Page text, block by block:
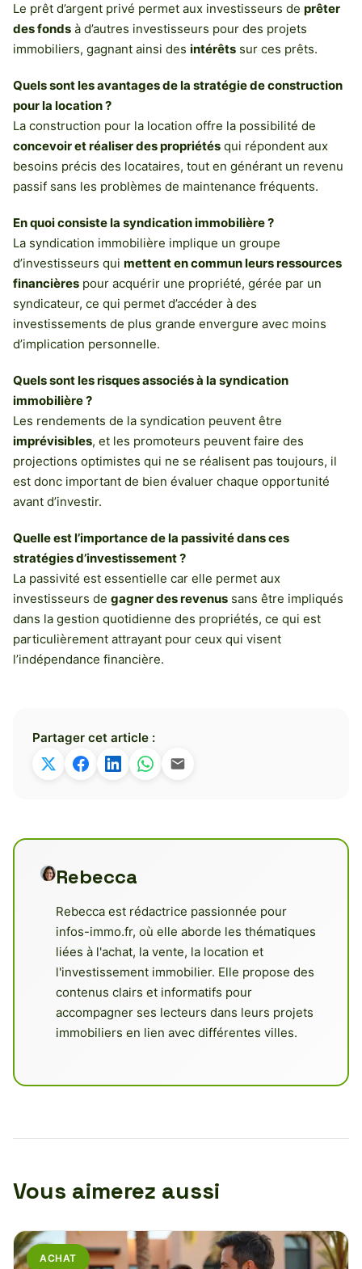
Le prêt d’argent privé permet aux investisseurs de prêter
des fonds à d’autres investisseurs pour des projets
immobiliers, gagnant ainsi des intérêts sur ces prêts.
Quels sont les avantages de la stratégie de construction
pour la location ?
La construction pour la location offre la possibilité de
concevoir et réaliser des propriétés qui répondent aux
besoins précis des locataires, tout en générant un revenu
passif sans les problèmes de maintenance fréquents.
En quoi consiste la syndication immobilière ?
La syndication immobilière implique un groupe
d’investisseurs qui mettent en commun leurs ressources
financières pour acquérir une propriété, gérée par un
syndicateur, ce qui permet d’accéder à des
investissements de plus grande envergure avec moins
d’implication personnelle.
Quels sont les risques associés à la syndication
immobilière ?
Les rendements de la syndication peuvent être
imprévisibles, et les promoteurs peuvent faire des
projections optimistes qui ne se réalisent pas toujours, il
est donc important de bien évaluer chaque opportunité
avant d’investir.
Quelle est l’importance de la passivité dans ces
stratégies d’investissement ?
La passivité est essentielle car elle permet aux
investisseurs de gagner des revenus sans être impliqués
dans la gestion quotidienne des propriétés, ce qui est
particulièrement attrayant pour ceux qui visent
l’indépendance financière.
Partager cet article :
Rebecca
Rebecca est rédactrice passionnée pour
infos-immo.fr, où elle aborde les thématiques
liées à l'achat, la vente, la location et
l'investissement immobilier. Elle propose des
contenus clairs et informatifs pour
accompagner ses lecteurs dans leurs projets
immobiliers en lien avec différentes villes.
Vous aimerez aussi
ACHAT